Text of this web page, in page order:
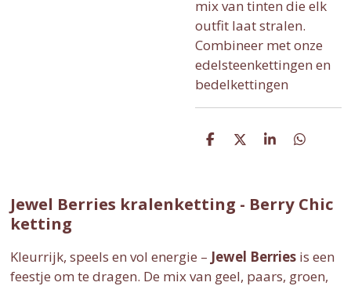
mix van tinten die elk
outfit laat stralen.
Combineer met onze
edelsteenkettingen en
bedelkettingen
D
n
D
S
e
D
n
Jewel Berries kralenketting - Berry Chic
ketting
Kleurrijk, speels en vol energie – Jewel Berriesis een
feestje om te dragen. De mix van geel, paars, groen,